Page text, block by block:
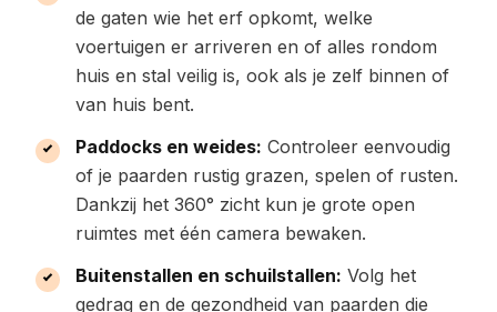
de gaten wie het erf opkomt, welke
voertuigen er arriveren en of alles rondom
huis en stal veilig is, ook als je zelf binnen of
van huis bent.
Paddocks en weides: Controleer eenvoudig
of je paarden rustig grazen, spelen of rusten.
Dankzij het 360° zicht kun je grote open
ruimtes met één camera bewaken.
Buitenstallen en schuilstallen: Volg het
gedrag en de gezondheid van paarden die